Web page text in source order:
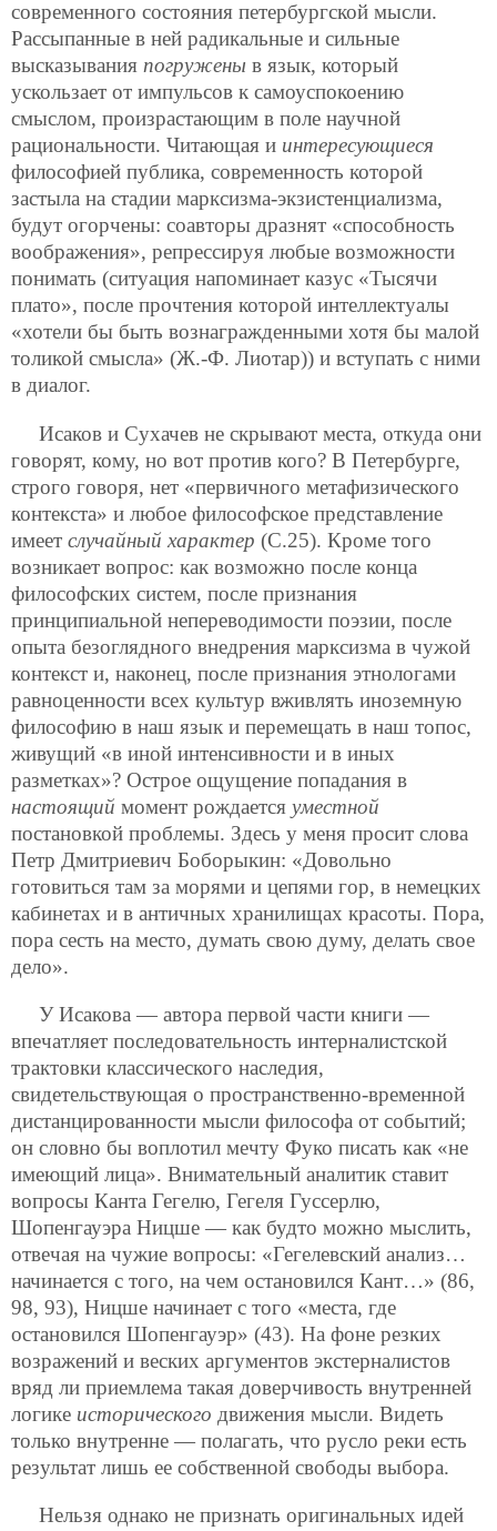
современного состояния петербургской мысли.
Рассыпанные в ней радикальные и сильные
высказывания погружены в язык, который
ускользает от импульсов к самоуспокоению
смыслом, произрастающим в поле научной
рациональности. Читающая и интересующиеся
философией публика, современность которой
застыла на стадии марксизма-экзистенциализма,
будут огорчены: соавторы дразнят «способность
воображения», репрессируя любые возможности
понимать (ситуация напоминает казус «Тысячи
плато», после прочтения которой интеллектуалы
«хотели бы быть вознагражденными хотя бы малой
толикой смысла» (Ж.-Ф. Лиотар)) и вступать с ними
в диалог.
Исаков и Сухачев не скрывают места, откуда они
говорят, кому, но вот против кого? В Петербурге,
строго говоря, нет «первичного метафизического
контекста» и любое философское представление
имеет случайный характер (С.25). Кроме того
возникает вопрос: как возможно после конца
философских систем, после признания
принципиальной непереводимости поэзии, после
опыта безоглядного внедрения марксизма в чужой
контекст и, наконец, после признания этнологами
равноценности всех культур вживлять иноземную
философию в наш язык и перемещать в наш топос,
живущий «в иной интенсивности и в иных
разметках»? Острое ощущение попадания в
настоящий момент рождается уместной
постановкой проблемы. Здесь у меня просит слова
Петр Дмитриевич Боборыкин: «Довольно
готовиться там за морями и цепями гор, в немецких
кабинетах и в античных хранилищах красоты. Пора,
пора сесть на место, думать свою думу, делать свое
дело».
У Исакова — автора первой части книги —
впечатляет последовательность интерналистской
трактовки классического наследия,
свидетельствующая о пространственно-временной
дистанцированности мысли философа от событий;
он словно бы воплотил мечту Фуко писать как «не
имеющий лица». Внимательный аналитик ставит
вопросы Канта Гегелю, Гегеля Гуссерлю,
Шопенгауэра Ницше — как будто можно мыслить,
отвечая на чужие вопросы: «Гегелевский анализ…
начинается с того, на чем остановился Кант…» (86,
98, 93), Ницше начинает с того «места, где
остановился Шопенгауэр» (43). На фоне резких
возражений и веских аргументов экстерналистов
вряд ли приемлема такая доверчивость внутренней
логике исторического движения мысли. Видеть
только внутренне — полагать, что русло реки есть
результат лишь ее собственной свободы выбора.
Нельзя однако не признать оригинальных идей